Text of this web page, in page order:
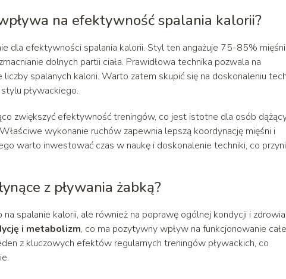
na efektywność spalania kalorii?
dla efektywności spalania kalorii. Styl ten angażuje 75-85% mięśni
dolnych partii ciała. Prawidłowa technika pozwala na
spalanych kalorii. Warto zatem skupić się na doskonaleniu
pływackiego.
zwiększyć efektywność treningów, co jest istotne dla osób
wykonanie ruchów zapewnia lepszą koordynację mięśni i
warto inwestować czas w naukę i doskonalenie techniki, co
z pływania żabką?
spalanie kalorii, ale również na poprawę ogólnej kondycji i
i metabolizm, co ma pozytywny wpływ na funkcjonowanie
z kluczowych efektów regularnych treningów pływackich, co